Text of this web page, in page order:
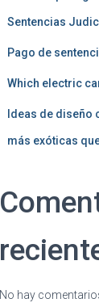
Sentencias
Pago de
Which electric
Ideas de diseño
más exóticas
No hay